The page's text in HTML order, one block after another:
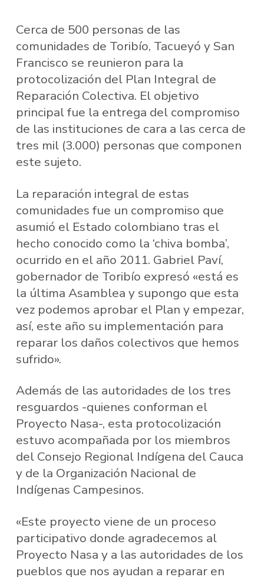
Cerca de 500 personas de las
comunidades de Toribío, Tacueyó y San
Francisco se reunieron para la
protocolización del Plan Integral de
Reparación Colectiva. El objetivo
principal fue la entrega del compromiso
de las instituciones de cara a las cerca de
tres mil (3.000) personas que componen
este sujeto.
La reparación integral de estas
comunidades fue un compromiso que
asumió el Estado colombiano tras el
hecho conocido como la ‘chiva bomba’,
ocurrido en el año 2011. Gabriel Paví,
gobernador de Toribío expresó «está es
la última Asamblea y supongo que esta
vez podemos aprobar el Plan y empezar,
así, este año su implementación para
reparar los daños colectivos que hemos
sufrido».
Además de las autoridades de los tres
resguardos -quienes conforman el
Proyecto Nasa-, esta protocolización
estuvo acompañada por los miembros
del Consejo Regional Indígena del Cauca
y de la Organización Nacional de
Indígenas Campesinos.
«Este proyecto viene de un proceso
participativo donde agradecemos al
Proyecto Nasa y a las autoridades de los
pueblos que nos ayudan a reparar en